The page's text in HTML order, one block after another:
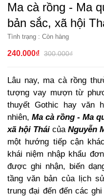
Ma cà rồng - Ma
bản sắc, xã hội
Tình trạng : Còn hàng
240.000₫ 300.000₫
Lâu nay, ma cà rồng
tượng vay mượn từ
thuyết Gothic hay văn
nhiên, Ma cà rồng - Ma
xã hội Thái của Nguyễn
một hướng tiếp cận
khái niệm nhập khẩu
được ghi nhận, biến
tầng văn bản của lịch
trung đại đến đến các